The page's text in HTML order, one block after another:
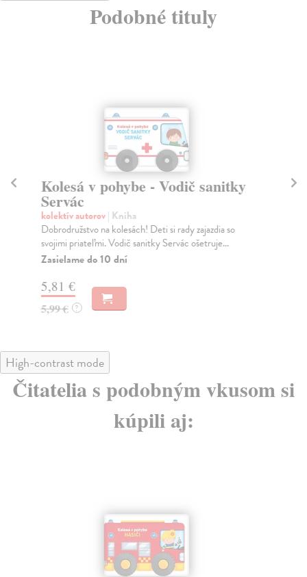
Podobné tituly
Kolesá v pohybe - Vodič sanitky
Servác
kolektív autorov| Kniha
Dobrodružstvo na kolesách! Deti si rady zajazdia so
svojimi priateľmi. Vodič sanitky Servác ošetruje...
Zasielame do 10 dní
5,81 €
5,99 € ?
High-contrast mode
Čitatelia s podobným vkusom si
kúpili aj: